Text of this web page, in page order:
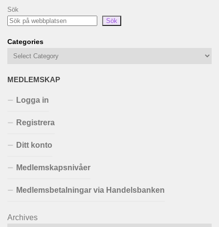
Sök
Sök
Categories
MEDLEMSKAP
Logga in
Registrera
Ditt konto
Medlemskapsnivåer
Medlemsbetalningar via Handelsbanken
Archives